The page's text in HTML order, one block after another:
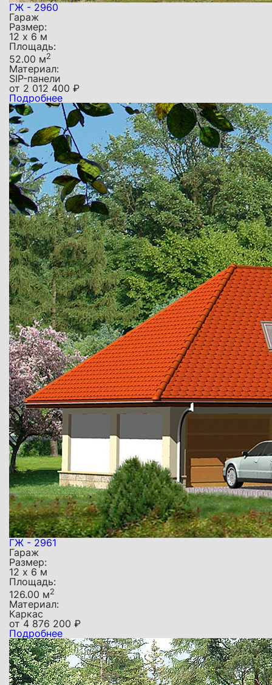
ГЖ - 2960
Гараж
Размер:
12 х 6 м
Площадь:
52.00 м2
Материал:
SIP-панели
от 2 012 400 ₽
Подробнее
ГЖ - 2961
Гараж
Размер:
12 х 6 м
Площадь:
126.00 м2
Материал:
Каркас
от4 876 200 ₽
Подробнее